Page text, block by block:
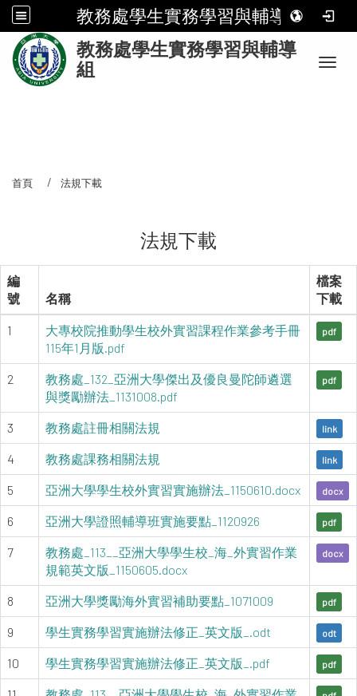
教務處學生實務學習與輔導組
教務處學生實務學習與輔導
組
首頁 法規下載
法規下載
編
號
名稱
檔案
下載
1
大專校院推動學生校外實習課程作業參考手冊
115年1月版.pdf
pdf
2
教務處_132_亞洲大學傑出及優良曼陀師遴選
與獎勵辦法_1131008.pdf
pdf
3 教務處註冊相關法規 link
4 教務處課務相關法規 link
5 亞洲大學學生校外實習實施辦法_1150610.docx docx
6 亞洲大學證照輔導班實施要點_1120926 pdf
7
教務處_113__亞洲大學學生校_海_外實習作業
規範英文版_1150605.docx
docx
8 亞洲大學獎勵海外實習補助要點_1071009 pdf
9 學生實務學習實施辦法修正_英文版_.odt odt
10 學生實務學習實施辦法修正_英文版_.pdf pdf